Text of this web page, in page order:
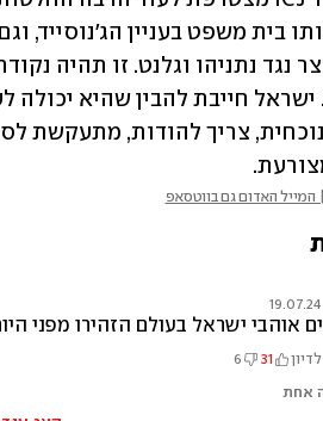
האדום גם בווטסאפ
אוהבי ישראל בעולם הזהירו מפני
31
6
אחת